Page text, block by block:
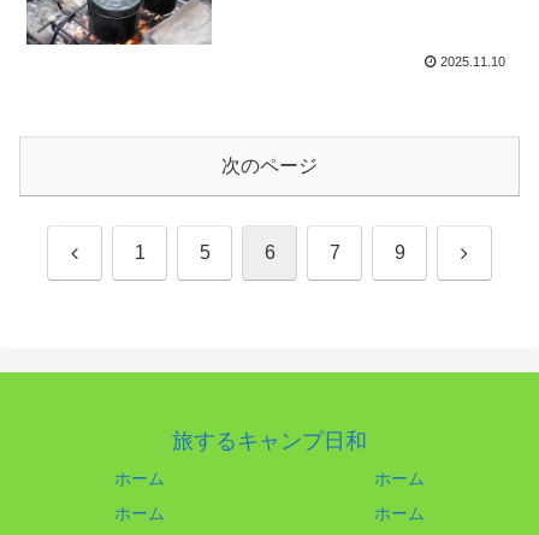
2025.11.10
次のページ
前 1 5 6 7 9 次
旅するキャンプ日和
ホーム
ホーム
ホーム
ホーム